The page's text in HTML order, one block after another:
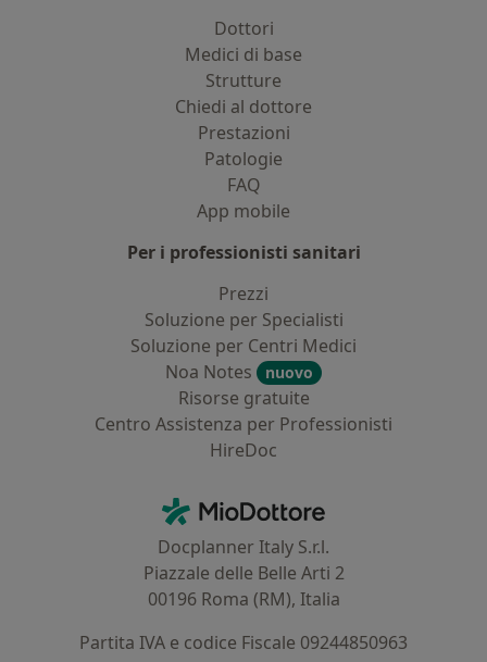
Dottori
Medici di base
Strutture
Chiedi al dottore
Prestazioni
Patologie
FAQ
App mobile
Per i professionisti sanitari
Prezzi
Soluzione per Specialisti
Soluzione per Centri Medici
Noa Notes
nuovo
Risorse gratuite
Centro Assistenza per Professionisti
HireDoc
MioDottore - Homepage
Docplanner Italy S.r.l.
Piazzale delle Belle Arti 2
00196 Roma (RM), Italia
Partita IVA e codice Fiscale 09244850963